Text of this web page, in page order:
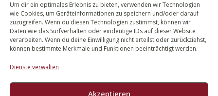
Um dir ein optimales Erlebnis zu bieten, verwenden wir Technologien
wie Cookies, um Geräteinformationen zu speichern und/oder darauf
zuzugreifen. Wenn du diesen Technologien zustimmst, können wir
Daten wie das Surfverhalten oder eindeutige IDs auf dieser Website
verarbeiten. Wenn du deine Einwilligung nicht erteilst oder zurückziehst,
können bestimmte Merkmale und Funktionen beeinträchtigt werden.
Dienste verwalten
Akzeptieren
WALEK RECHTSANWÄLT​​E
Bachstraße 13
56727 Mayen
02651 98 900
info@walek-rechtsanwaelte.de